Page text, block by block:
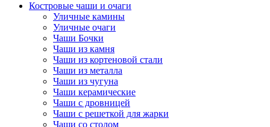
Костровые чаши и очаги
Уличные камины
Уличные очаги
Чаши Бочки
Чаши из камня
Чаши из кортеновой стали
Чаши из металла
Чаши из чугуна
Чаши керамические
Чаши с дровницей
Чаши с решеткой для жарки
Чаши со столом